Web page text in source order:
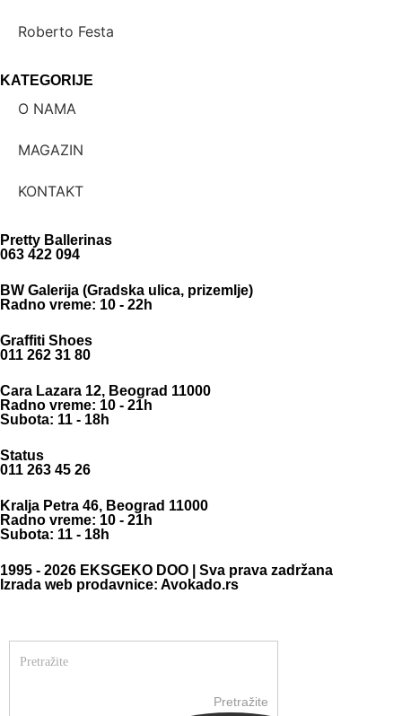
Roberto Festa
KATEGORIJE
O NAMA
MAGAZIN
KONTAKT
Pretty Ballerinas
063 422 094
BW Galerija (Gradska ulica, prizemlje)
Radno vreme: 10 - 22h
Graffiti Shoes
011 262 31 80
Cara Lazara 12, Beograd 11000
Radno vreme: 10 - 21h
Subota: 11 - 18h
Status
011 263 45 26
Kralja Petra 46, Beograd 11000
Radno vreme: 10 - 21h
Subota: 11 - 18h
1995 - 2026 EKSGEKO DOO | Sva prava zadržana
Izrada web prodavnice: Avokado.rs
Pretražite